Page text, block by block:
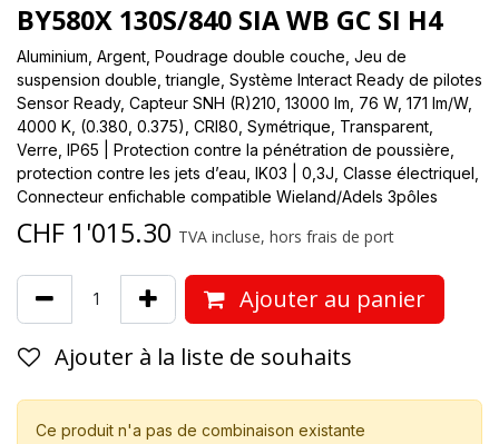
BY580X 130S/840 SIA WB GC SI H4
Aluminium, Argent, Poudrage double couche, Jeu de
suspension double, triangle, Système Interact Ready de pilotes
Sensor Ready, Capteur SNH (R)210, 13000 lm, 76 W, 171 lm/W,
4000 K, (0.380, 0.375), CRI80, Symétrique, Transparent,
Verre, IP65 | Protection contre la pénétration de poussière,
protection contre les jets d’eau, IK03 | 0,3J, Classe électriqueI,
Connecteur enfichable compatible Wieland/Adels 3pôles
CHF 1'015.30 TVA incluse, hors frais de port
Ajouter au panier
Ajouter à la liste de souhaits
Ce produit n'a pas de combinaison existante